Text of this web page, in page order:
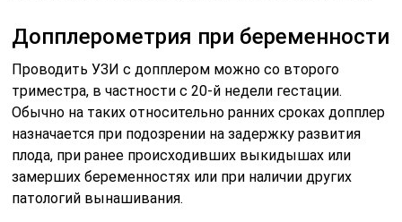
Допплерометрия при беременности
Проводить УЗИ с допплером можно со второго
триместра, в частности с 20-й недели гестации.
Обычно на таких относительно ранних сроках допплер
назначается при подозрении на задержку развития
плода, при ранее происходивших выкидышах или
замерших беременностях или при наличии других
патологий вынашивания.